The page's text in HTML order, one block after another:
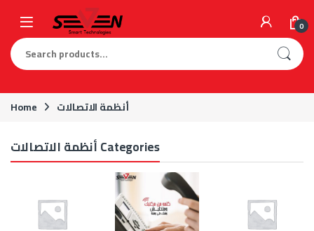
0
Search for:
Home أنظمة الاتصالات
أنظمة الاتصالات Categories